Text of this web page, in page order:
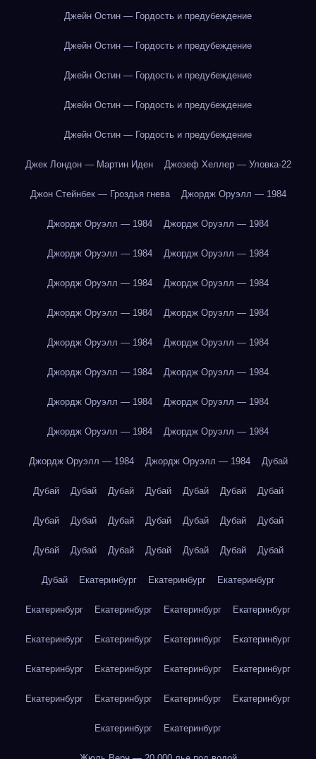
Джейн Остин — Гордость и предубеждение
Джейн Остин — Гордость и предубеждение
Джейн Остин — Гордость и предубеждение
Джейн Остин — Гордость и предубеждение
Джейн Остин — Гордость и предубеждение
Джек Лондон — Мартин Иден Джозеф Хеллер — Уловка-22
Джон Стейнбек — Гроздья гнева Джордж Оруэлл — 1984
Джордж Оруэлл — 1984 Джордж Оруэлл — 1984
Джордж Оруэлл — 1984 Джордж Оруэлл — 1984
Джордж Оруэлл — 1984 Джордж Оруэлл — 1984
Джордж Оруэлл — 1984 Джордж Оруэлл — 1984
Джордж Оруэлл — 1984 Джордж Оруэлл — 1984
Джордж Оруэлл — 1984 Джордж Оруэлл — 1984
Джордж Оруэлл — 1984 Джордж Оруэлл — 1984
Джордж Оруэлл — 1984 Джордж Оруэлл — 1984
Джордж Оруэлл — 1984 Джордж Оруэлл — 1984 Дубай
Дубай Дубай Дубай Дубай Дубай Дубай Дубай
Дубай Дубай Дубай Дубай Дубай Дубай Дубай
Дубай Дубай Дубай Дубай Дубай Дубай Дубай
Дубай Екатеринбург Екатеринбург Екатеринбург
Екатеринбург Екатеринбург Екатеринбург Екатеринбург
Екатеринбург Екатеринбург Екатеринбург Екатеринбург
Екатеринбург Екатеринбург Екатеринбург Екатеринбург
Екатеринбург Екатеринбург Екатеринбург Екатеринбург
Екатеринбург Екатеринбург